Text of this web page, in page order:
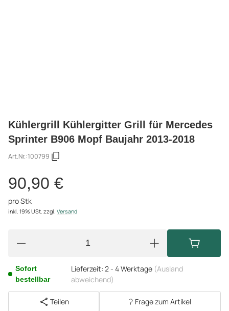
Kühlergrill Kühlergitter Grill für Mercedes
Sprinter B906 Mopf Baujahr 2013-2018
Art.Nr.:100799
90,90 €
pro Stk
inkl. 19% USt. zzgl. Versand
Sofort
bestellbar
Lieferzeit: 2 - 4 Werktage (Ausland
abweichend)
Teilen Frage zum Artikel